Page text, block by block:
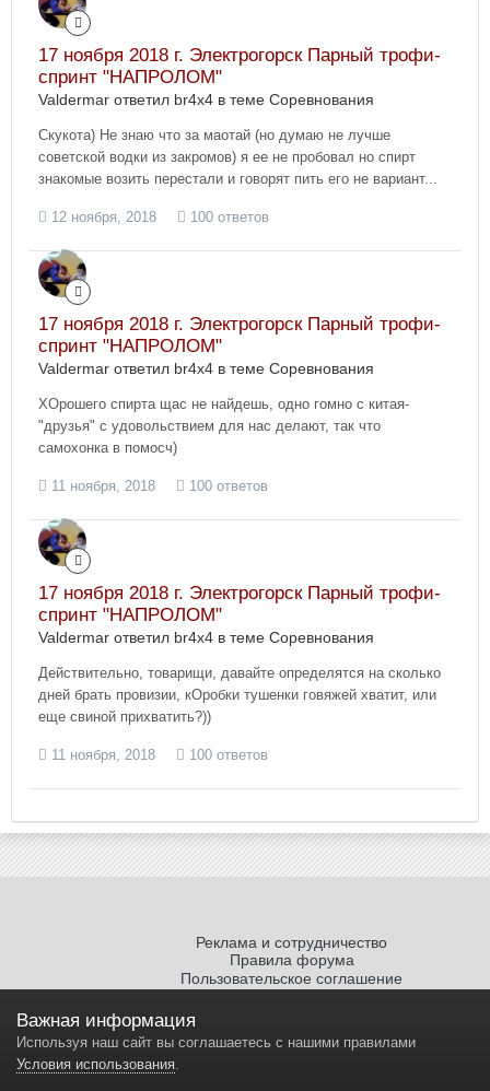
17 ноября 2018 г. Электрогорск Парный трофи-
спринт "НАПРОЛОМ"
Valdermar ответил br4x4 в теме Соревнования
Скукота) Не знаю что за маотай (но думаю не лучше
советской водки из закромов) я ее не пробовал но спирт
знакомые возить перестали и говорят пить его не вариант...
12 ноября, 2018 100 ответов
17 ноября 2018 г. Электрогорск Парный трофи-
спринт "НАПРОЛОМ"
Valdermar ответил br4x4 в теме Соревнования
ХОрошего спирта щас не найдешь, одно гомно с китая-
"друзья" с удовольствием для нас делают, так что
самохонка в помосч)
11 ноября, 2018 100 ответов
17 ноября 2018 г. Электрогорск Парный трофи-
спринт "НАПРОЛОМ"
Valdermar ответил br4x4 в теме Соревнования
Действительно, товарищи, давайте определятся на сколько
дней брать провизии, кОробки тушенки говяжей хватит, или
еще свиной прихватить?))
11 ноября, 2018 100 ответов
Реклама и сотрудничество
Правила форума
Пользовательское соглашение
Важная информация
Используя наш сайт вы соглашаетесь с нашими правилами
Условия использования.